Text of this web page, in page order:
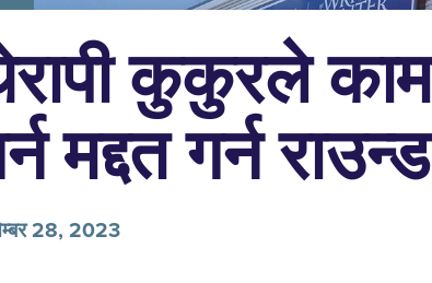
कुकुरले
मद्दत गर्न
28, 2023